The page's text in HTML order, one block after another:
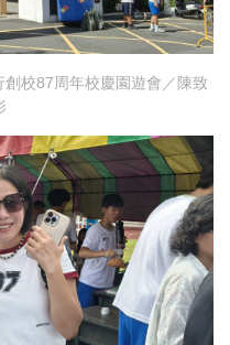
校87周年校慶園遊會／陳致